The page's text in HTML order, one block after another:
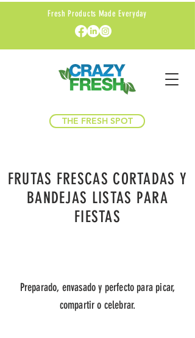
Fresh Products Made Everyday
THE FRESH SPOT
FRUTAS FRESCAS CORTADAS Y
BANDEJAS LISTAS PARA
FIESTAS
Preparado, envasado y perfecto para picar,
compartir o celebrar.